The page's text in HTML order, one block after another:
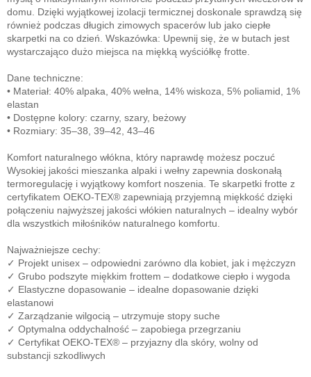
domu. Dzięki wyjątkowej izolacji termicznej doskonale sprawdzą się
również podczas długich zimowych spacerów lub jako ciepłe
skarpetki na co dzień. Wskazówka: Upewnij się, że w butach jest
wystarczająco dużo miejsca na miękką wyściółkę frotte.
Dane techniczne:
• Materiał: 40% alpaka, 40% wełna, 14% wiskoza, 5% poliamid, 1%
elastan
• Dostępne kolory: czarny, szary, beżowy
• Rozmiary: 35–38, 39–42, 43–46
Komfort naturalnego włókna, który naprawdę możesz poczuć
Wysokiej jakości mieszanka alpaki i wełny zapewnia doskonałą
termoregulację i wyjątkowy komfort noszenia. Te skarpetki frotte z
certyfikatem OEKO-TEX® zapewniają przyjemną miękkość dzięki
połączeniu najwyższej jakości włókien naturalnych – idealny wybór
dla wszystkich miłośników naturalnego komfortu.
Najważniejsze cechy:
✓ Projekt unisex – odpowiedni zarówno dla kobiet, jak i mężczyzn
✓ Grubo podszyte miękkim frottem – dodatkowe ciepło i wygoda
✓ Elastyczne dopasowanie – idealne dopasowanie dzięki
elastanowi
✓ Zarządzanie wilgocią – utrzymuje stopy suche
✓ Optymalna oddychalność – zapobiega przegrzaniu
✓ Certyfikat OEKO-TEX® – przyjazny dla skóry, wolny od
substancji szkodliwych